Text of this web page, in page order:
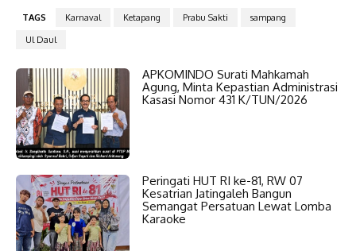
TAGS Karnaval Ketapang Prabu Sakti
sampang
Ul Daul
APKOMINDO Surati Mahkamah
Agung, Minta Kepastian Administrasi
Kasasi Nomor 431 K/TUN/2026
Peringati HUT RI ke-81, RW 07
Kesatrian Jatingaleh Bangun
Semangat Persatuan Lewat Lomba
Karaoke